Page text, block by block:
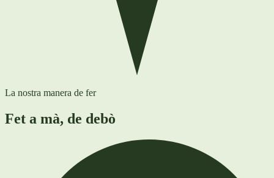
La nostra manera de fer
Fet a mà, de debò